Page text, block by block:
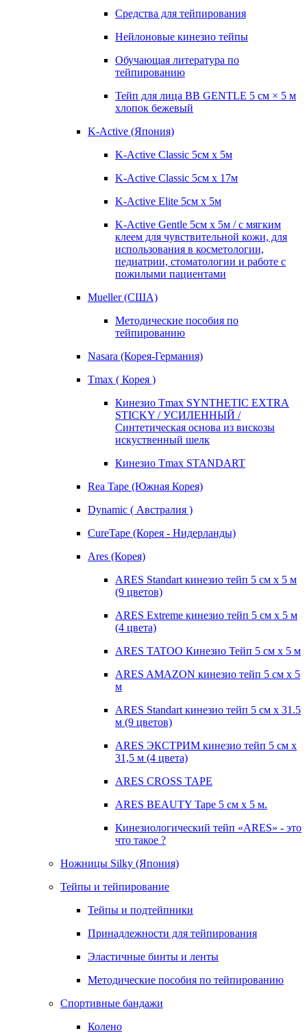
Средства для тейпирования
Нейлоновые кинезио тейпы
Обучающая литература по
тейпированию
Тейп для лица BB GENTLE 5 см × 5 м
хлопок бежевый
K-Active (Япония)
K-Active Classic 5см х 5м
K-Active Classic 5см х 17м
K-Active Elite 5см х 5м
K-Active Gentle 5см х 5м / с мягким
клеем для чувствительной кожи, для
использования в косметологии,
педиатрии, стоматологии и работе с
пожилыми пациентами
Mueller (США)
Методические пособия по
тейпированию
Nasara (Корея-Германия)
Tmax ( Корея )
Кинезио Tmax SYNTHETIC EXTRA
STICKY / УСИЛЕННЫЙ /
Синтетическая основа из вискозы
искуственный шелк
Кинезио Tmax STANDART
Rea Tape (Южная Корея)
Dynamic ( Австралия )
CureTape (Корея - Нидерланды)
Ares (Корея)
ARES Standart кинезио тейп 5 см х 5 м
(9 цветов)
ARES Extreme кинезио тейп 5 см х 5 м
(4 цвета)
ARES TATOO Кинезио Тейп 5 см х 5 м
ARES AMAZON кинезио тейп 5 см х 5
м
ARES Standart кинезио тейп 5 см х 31.5
м (9 цветов)
ARES ЭКСТРИМ кинезио тейп 5 см х
31,5 м (4 цвета)
ARES CROSS TAPE
ARES BEAUTY Tape 5 см х 5 м.
Кинезиологический тейп «ARES» - это
что такое ?
Ножницы Silky (Япония)
Тейпы и тейпирование
Тейпы и подтейпники
Принадлежности для тейпирования
Эластичные бинты и ленты
Методические пособия по тейпированию
Спортивные бандажи
Колено